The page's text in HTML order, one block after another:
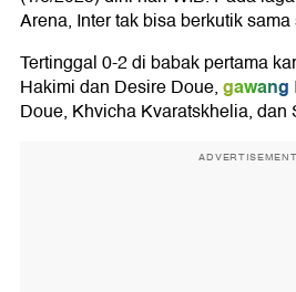
Arena, Inter tak bisa berkutik
Tertinggal 0-2 di babak pertama
Hakimi dan Desire Doue,gawang
Doue, Khvicha Kvaratskhelia, dan
ADVERTISEMENT